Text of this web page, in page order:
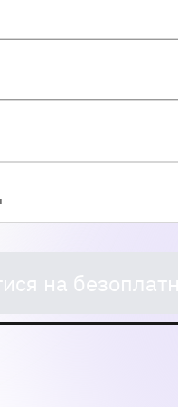
на